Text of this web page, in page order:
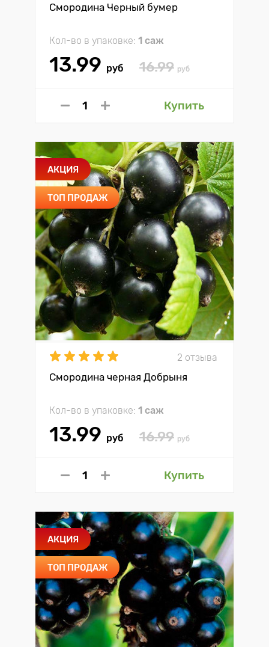
Смородина Черный бумер
Кол-во в упаковке: 1 саж
13.99 руб 16.99 руб
Купить
АКЦИЯ
ТОП ПРОДАЖ
2 отзыва
Смородина черная Добрыня
Кол-во в упаковке: 1 саж
13.99 руб 16.99 руб
Купить
АКЦИЯ
ТОП ПРОДАЖ